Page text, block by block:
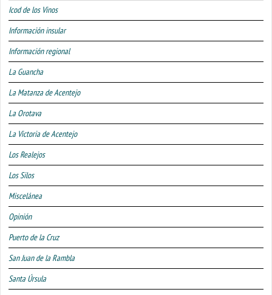
Icod de los Vinos
Información insular
Información regional
La Guancha
La Matanza de Acentejo
La Orotava
La Victoria de Acentejo
Los Realejos
Los Silos
Miscelánea
Opinión
Puerto de la Cruz
San Juan de la Rambla
Santa Úrsula